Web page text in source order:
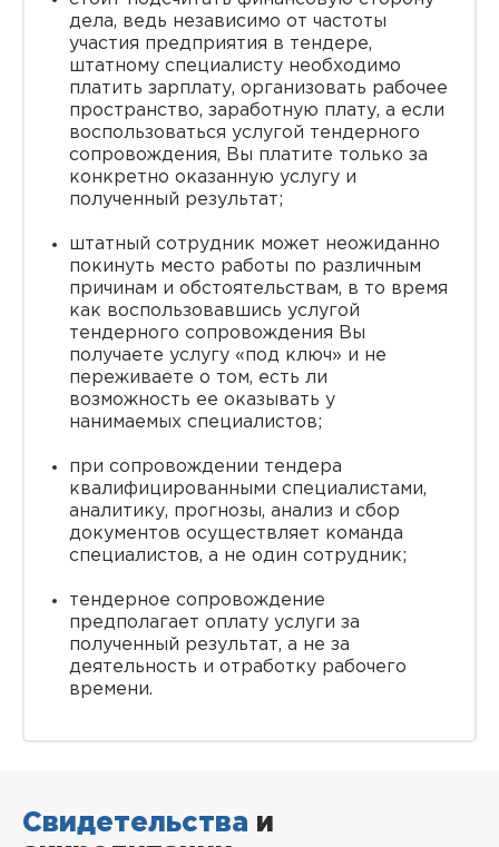
дела, ведь независимо от частоты
участия предприятия в тендере,
штатному специалисту необходимо
платить зарплату, организовать рабочее
пространство, заработную плату, а если
воспользоваться услугой тендерного
сопровождения, Вы платите только за
конкретно оказанную услугу и
полученный результат;
штатный сотрудник может неожиданно
покинуть место работы по различным
причинам и обстоятельствам, в то время
как воспользовавшись услугой
тендерного сопровождения Вы
получаете услугу «под ключ» и не
переживаете о том, есть ли
возможность ее оказывать у
нанимаемых специалистов;
при сопровождении тендера
квалифицированными специалистами,
аналитику, прогнозы, анализ и сбор
документов осуществляет команда
специалистов, а не один сотрудник;
тендерное сопровождение
предполагает оплату услуги за
полученный результат, а не за
деятельность и отработку рабочего
времени.
Свидетельства и